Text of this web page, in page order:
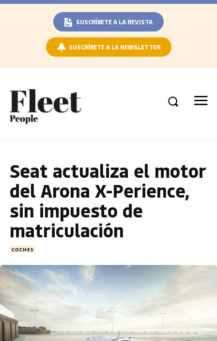
SUSCRÍBETE A LA REVISTA
SUSCRÍBETE A LA NEWSLETTER
Seat actualiza el motor
del Arona X-Perience,
sin impuesto de
matriculación
COCHES